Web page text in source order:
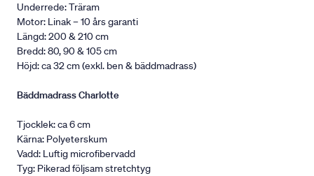
Underrede: Träram
Motor: Linak – 10 års garanti
Längd: 200 & 210 cm
Bredd: 80, 90 & 105 cm
Höjd: ca 32 cm (exkl. ben & bäddmadrass)
Bäddmadrass Charlotte
Tjocklek: ca 6 cm
Kärna: Polyeterskum
Vadd: Luftig microfibervadd
Tyg: Pikerad följsam stretchtyg